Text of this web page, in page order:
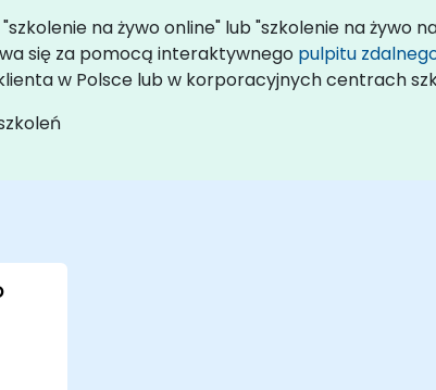
na żywo online" lub "szkolenie na żywo
się za pomocą interaktywnego pulpitu
w Polsce lub w korporacyjnych centrach